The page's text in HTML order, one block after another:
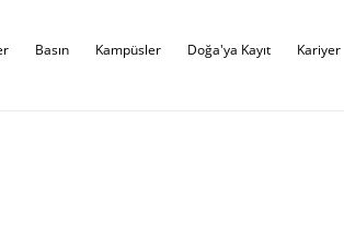
Basın Kampüsler Doğa'ya Kayıt Kariyer